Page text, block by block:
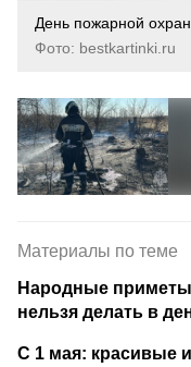
День пожарной
Фото: bestkartinki.ru
Материалы по теме
Народные приметы
нельзя делать в
С 1 мая: красивые